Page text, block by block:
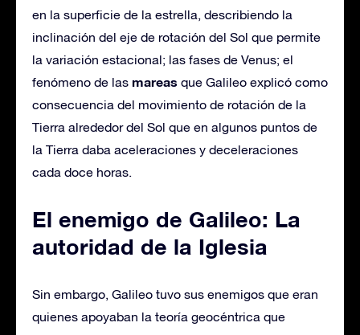
en la superficie de la estrella, describiendo la
inclinación del eje de rotación del Sol que permite
la variación estacional; las fases de Venus; el
fenómeno de las mareas que Galileo explicó como
consecuencia del movimiento de rotación de la
Tierra alrededor del Sol que en algunos puntos de
la Tierra daba aceleraciones y deceleraciones
cada doce horas.
El enemigo de Galileo: La
autoridad de la Iglesia
Sin embargo, Galileo tuvo sus enemigos que eran
quienes apoyaban la teoría geocéntrica que